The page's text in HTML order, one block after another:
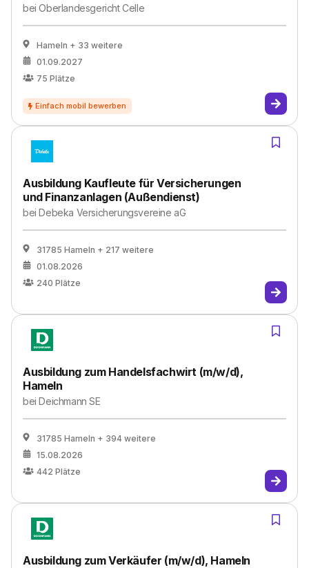
beiOberlandesgericht Celle
Hameln + 33 weitere
01.09.2027
75 Plätze
Ausbildung Kaufleute für Versicherungen
und Finanzanlagen (Außendienst)
beiDebeka Versicherungsvereine aG
31785 Hameln + 217 weitere
01.08.2026
240 Plätze
Ausbildung zum Handelsfachwirt (m/w/d),
Hameln
beiDeichmann SE
31785 Hameln + 394 weitere
15.08.2026
442 Plätze
Ausbildung zum Verkäufer (m/w/d), Hameln